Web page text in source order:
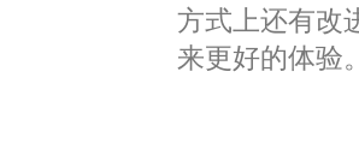
方式上还有改
来更好的体验